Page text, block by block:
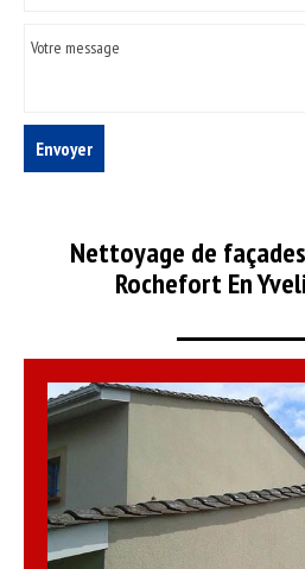
Nettoyage de
Rochefort En